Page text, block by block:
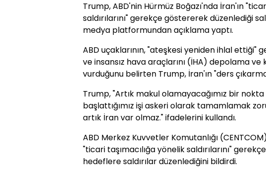
Trump, ABD'nin Hürmüz Boğazı'nda İran'ın
saldırılarını" gerekçe göstererek düzenlediği
medya platformundan açıklama yaptı.
ABD uçaklarının, "ateşkesi yeniden ihlal ettiği"
ve insansız hava araçlarını (İHA) depolama ve
vurduğunu belirten Trump, İran'ın "ders
Trump, "Artık makul olamayacağımız bir
başlattığımız işi askeri olarak tamamlamak
artık İran var olmaz." ifadelerini kullandı.
ABD Merkez Kuvvetler Komutanlığı
"ticari taşımacılığa yönelik saldırılarını"
hedeflere saldırılar düzenlediğini bildirdi.